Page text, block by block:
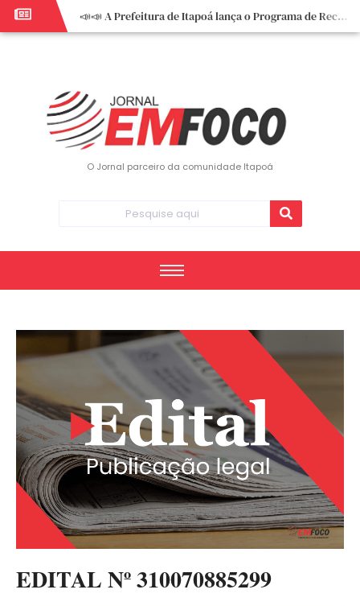
📣📣 A Prefeitura de Itapoá lança o Programa de Recuperação Fiscal (REFIS).
📢 Empreendedor do turismo, esta oportunidade é para você! Itapoá – SC.
O Jornal parceiro da comunidade Itapoá
EDITAL Nº 310070885299